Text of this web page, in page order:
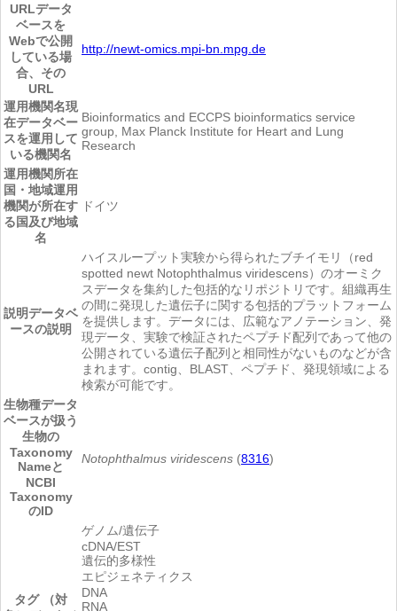
URLデータ
ベースを
Webで公開
している場
合、その
URL
http://newt-omics.mpi-bn.mpg.de
運用機関名現
在データベー
スを運用して
いる機関名
Bioinformatics and ECCPS bioinformatics service
group, Max Planck Institute for Heart and Lung
Research
運用機関所在
国・地域運用
機関が所在す
る国及び地域
名
ドイツ
説明データベ
ースの説明
ハイスループット実験から得られたブチイモリ（red
spotted newt Notophthalmus viridescens）のオーミク
スデータを集約した包括的なリポジトリです。組織再生
の間に発現した遺伝子に関する包括的プラットフォーム
を提供します。データには、広範なアノテーション、発
現データ、実験で検証されたペプチド配列であって他の
公開されている遺伝子配列と相同性がないものなどが含
まれます。contig、BLAST、ペプチド、発現領域による
検索が可能です。
生物種データ
ベースが扱う
生物の
Taxonomy
Nameと
NCBI
Taxonomy
のID
Notophthalmus viridescens (8316)
タグ （対
ゲノム/遺伝子
cDNA/EST
遺伝的多様性
エピジェネティクス
DNA
RNA